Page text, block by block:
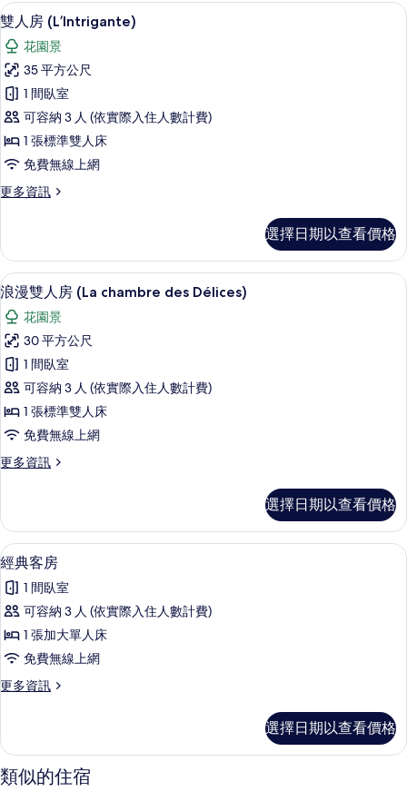
顯
示
雙
人
房
(L’Intrigante)
的
所
有
片
雙人房 (L’Intrigante) | 高級寢具、記
9
雙人房 (L’Intrigante)
花園景
35 平方公尺
1 間臥室
可容納 3 人 (依實際入住人數計費)
1 張標準雙人床
免費無線上網
更多資訊
更
房
(L’Intrigante)
的
詳
情
選擇日期以查看價格
顯
示
浪
漫
雙
人
房
(La
chambre
的
所
有
相
片
浪漫雙人房 (La chambre des
5
浪漫雙人房 (La chambre des Délices)
花園景
30 平方公尺
1 間臥室
可容納 3 人 (依實際入住人數計費)
1 張標準雙人床
免費無線上網
更多資訊
更
雙
人
房
(La
chambre
des
Délices)
的
詳
選擇日期以查看價格
顯
示
經
典
客
的
有
相
片
經典客房 | 高級寢具、記憶床墊、書
3
經典客房
1 間臥室
可容納 3 人 (依實際入住人數計費)
1 張加大單人床
免費無線上網
更多資訊
更
客
房
的
選擇日期以查看價格
類似的住宿